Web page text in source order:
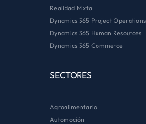
Realidad Mixta
Dynamics 365 Project Operations
Dynamics 365 Human Resources
Dynamics 365 Commerce
SECTORES
Agroalimentario
Automoción